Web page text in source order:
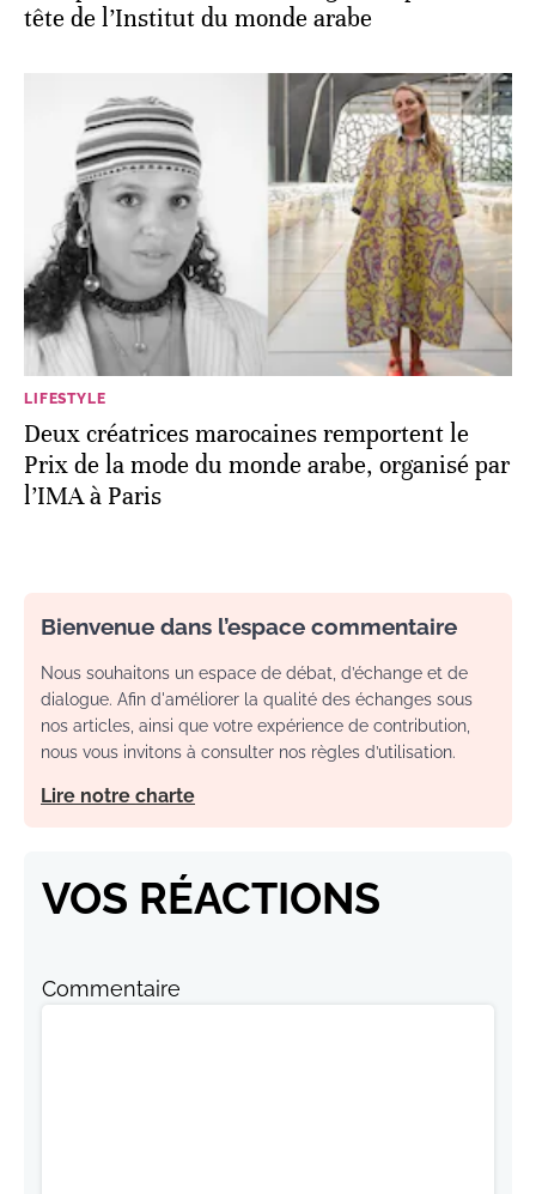
tête de l’Institut du monde arabe
LIFESTYLE
Deux créatrices marocaines remportent le
Prix de la mode du monde arabe, organisé par
l’IMA à Paris
Bienvenue dans l’espace commentaire
Nous souhaitons un espace de débat, d’échange et de
dialogue. Afin d'améliorer la qualité des échanges sous
nos articles, ainsi que votre expérience de contribution,
nous vous invitons à consulter nos règles d’utilisation.
Lire notre charte
VOS RÉACTIONS
Commentaire